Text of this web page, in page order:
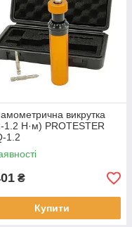
викрутка
1.2 Н·м) PROTESTER
1.2
₴
Купити